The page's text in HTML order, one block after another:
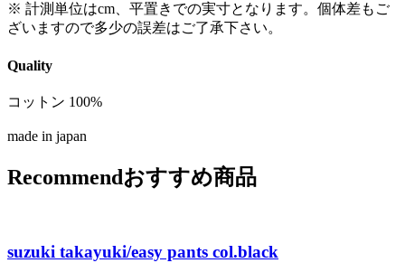
※ 計測単位はcm、平置きでの実寸となります。個体差もご
ざいますので多少の誤差はご了承下さい。
Quality
コットン 100%
made in japan
Recommendおすすめ商品
suzuki takayuki/easy pants col.black